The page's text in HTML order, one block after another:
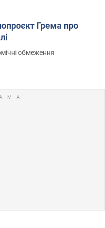
Грема про
обмеження